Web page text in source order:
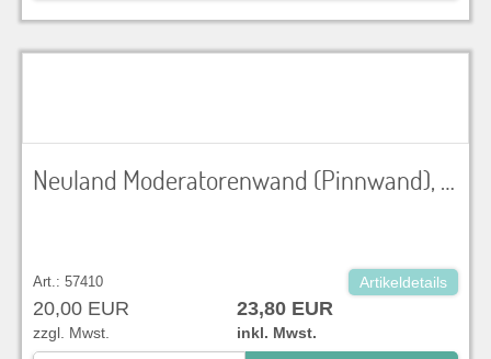
zu Warenkorb hinzugefügt.
Neuland Moderatorenwand (Pinnwand), faltbar, mit Tragegriff, inkl. 25 Stecknadeln, Arbeitsfläche: 1,18x1,46 m, OHNE PAPIER
Art.: 57410 Artikeldetails
20,00 EUR 23,80 EUR
zzgl. Mwst.
inkl. Mwst.